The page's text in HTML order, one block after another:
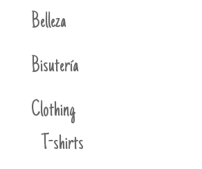
Belleza
Bisutería
Clothing
T-shirts